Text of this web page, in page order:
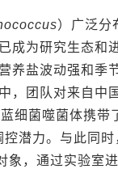
）广泛分
成为研究生态和
养盐波动强和季
，团队对来自中
细菌噬菌体携带
潜力。与此同时
象，通过实验室